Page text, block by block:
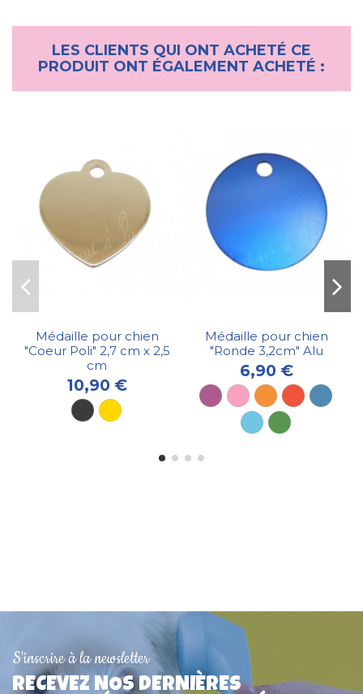
LES CLIENTS QUI ONT ACHETÉ CE
PRODUIT ONT ÉGALEMENT ACHETÉ :
Médaille pour chien
"Coeur Poli" 2,7 cm x 2,5
cm
10,90 €
Médaille pour chien
"Ronde 3,2cm" Alu
6,90 €
Médaille chien sympa
Collier pour chat en simili
Collier pour chien "Basic"
Médaille pour chien
Médaille pour chien
Médaille pour chien
S'inscrire à la newsletter
RECEVEZ NOS DERNIÈRES